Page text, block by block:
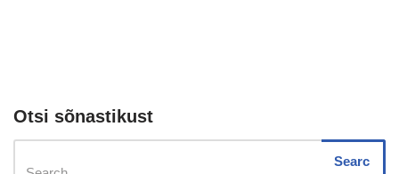
Otsi sõnastikust
Searc